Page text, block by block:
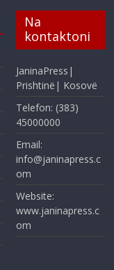
Na
kontaktoni
JaninaPress|
Prishtinë| Kosovë
Telefon: (383)
45000000
Email:
info@janinapress.c
om
Website:
www.janinapress.c
om